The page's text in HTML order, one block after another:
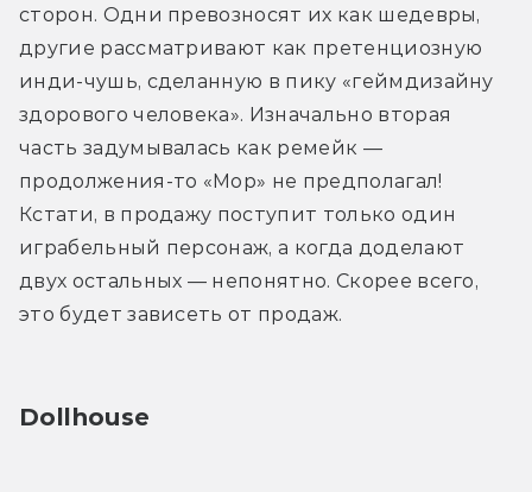
сторон. Одни превозносят их как шедевры,
другие рассматривают как претенциозную
инди-чушь, сделанную в пику «геймдизайну
здорового человека». Изначально вторая
часть задумывалась как ремейк —
продолжения-то «Мор» не предполагал!
Кстати, в продажу поступит только один
играбельный персонаж, а когда доделают
двух остальных — непонятно. Скорее всего,
это будет зависеть от продаж.
Dollhouse